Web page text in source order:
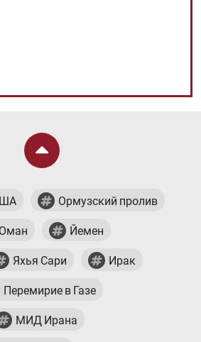
Ормузский пролив
Оман Йемен
Яхья Сари Ирак
Перемирие в Газе
МИД Ирана